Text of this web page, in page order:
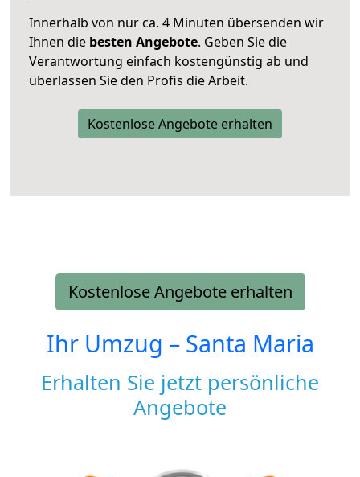
Innerhalb von nur ca. 4 Minuten übersenden wir
Ihnen die besten Angebote. Geben Sie die
Verantwortung einfach kostengünstig ab und
überlassen Sie den Profis die Arbeit.
Kostenlose Angebote erhalten
Kostenlose Angebote erhalten
Ihr Umzug – Santa Maria
Erhalten Sie jetzt persönliche
Angebote